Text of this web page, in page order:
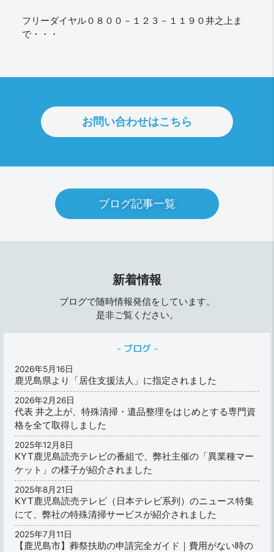
フリーダイヤル０８００－１２３－１１９０井之上ま
で・・・
お問い合わせはこちら
ブログ記事一覧
新着情報
ブログで随時情報発信をしています。
是非ご覧ください。
ブログ
2026年5月16日
鹿児島県より「居住支援法人」に指定されました
2026年2月26日
代表 井之上が、特殊清掃・遺品整理をはじめとする専門資
格を全て取得しました
2025年12月8日
KYT鹿児島読売テレビの番組で、弊社主催の「異業種マー
ケット」の様子が紹介されました
2025年8月21日
KYT鹿児島読売テレビ（日本テレビ系列）のニュース特集
にて、弊社の特殊清掃サービスが紹介されました
2025年7月11日
【鹿児島市】葬祭扶助の申請完全ガイド｜費用がない時の